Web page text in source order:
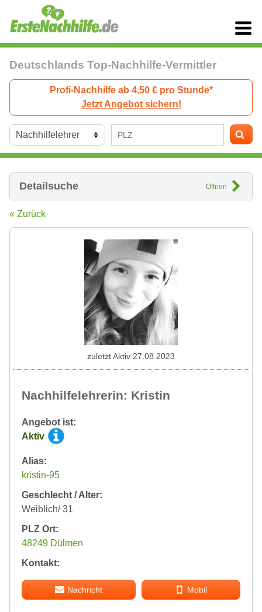
Deutschlands Top-Nachhilfe-Vermittler
Profi-Nachhilfe ab 4,50 € pro Stunde*
Jetzt Angebot sichern!
Detailsuche Öffnen
« Zurück
Nachhilfelehrerin: Kristin
Angebot ist:
Aktiv
Alias:
kristin-95
Geschlecht / Alter:
Weiblich/ 31
PLZ Ort:
48249 Dülmen
Kontakt:
Nachricht Mobil
zuletzt Aktiv 27.08.2023